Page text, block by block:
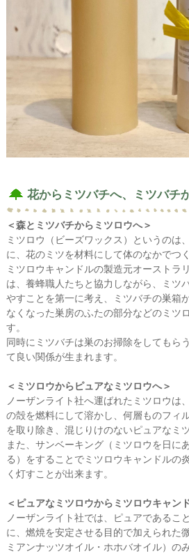
花からミツバチへ、ミツバチ
＜森とミツバチからミツロウへ＞
ミツロウ（ビーズワックス）というのは
に、花のミツを材料にして体のなかでつ
ミツロウキャンドルの製造元オーストラ
は、養蜂職人たちと協力しながら、ミツ
やすことを第一に考え、ミツバチの巣箱
なくなった巣房のふたの部分などのミツ
す。
同時にミツバチは巣のお掃除をしてもら
て良い関係が生まれます。
＜ミツロウからピュアなミツロウへ＞
ノーザンライト社へ運ばれたミツロウは
の殻を燃料にして溶かし、何層ものフィ
を取り除き、混じりけのないピュアなミ
また、サンベーキング（ミツロウを日に
る）をすることでミツロウキャンドルの
く灯すことが出来ます。
＜ピュアなミツロウからミツロウキャン
ノーザンライト社では、ピュアであるこ
に、燃焼を安定させる目的で加えられた
ミアンナッツオイル・ホホバオイル）の